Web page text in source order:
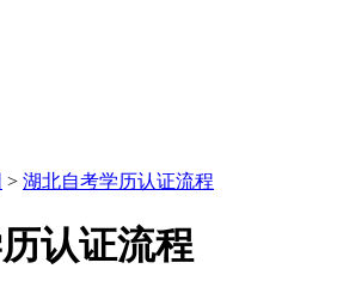
> 湖北自考学历认证流程
认证流程